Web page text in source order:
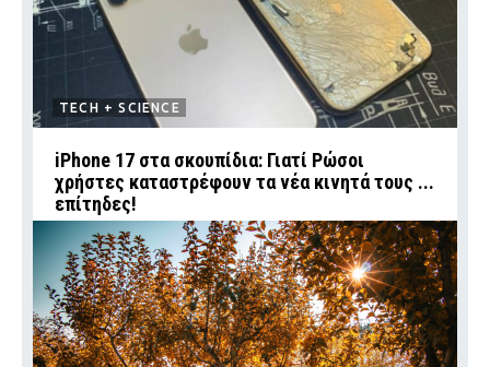
TECH + SCIENCE
iPhone 17 στα σκουπίδια: Γιατί Ρώσοι
χρήστες καταστρέφουν τα νέα κινητά τους ...
επίτηδες!